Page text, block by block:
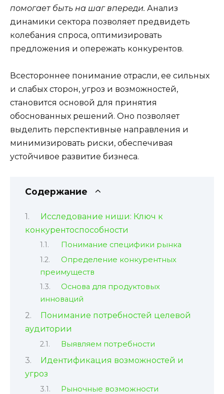
помогает быть на шаг впереди. Анализ
динамики сектора позволяет предвидеть
колебания спроса, оптимизировать
предложения и опережать конкурентов.
Всестороннее понимание отрасли, ее сильных
и слабых сторон, угроз и возможностей,
становится основой для принятия
обоснованных решений. Оно позволяет
выделить перспективные направления и
минимизировать риски, обеспечивая
устойчивое развитие бизнеса.
Содержание
Исследование ниши: Ключ к
конкурентоспособности
Понимание специфики рынка
Определение конкурентных
преимуществ
Основа для продуктовых
инноваций
Понимание потребностей целевой
аудитории
Выявляем потребности
Идентификация возможностей и
угроз
Рыночные возможности